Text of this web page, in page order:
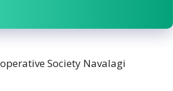
Society Navalagi